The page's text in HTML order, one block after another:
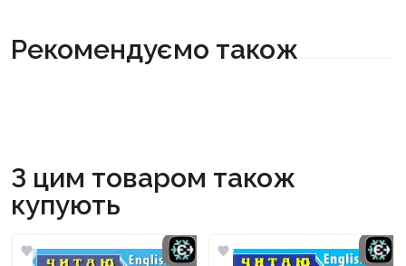
Рекомендуємо також
З цим товаром також
купують